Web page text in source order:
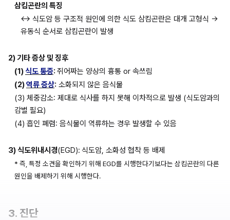
삼킴곤란의 특징
↔ 식도암 등 구조적 원인에 의한 식도 삼킴곤란은 대개 고형식 →
유동식 순서로 삼킴곤란이 발생
2) 기타 증상 및 징후
(1) 식도 통증: 쥐어짜는 양상의 흉통 or 속쓰림
(2) 역류 증상: 소화되지 않은 음식물
(3) 체중감소: 제대로 식사를 하지 못해 이차적으로 발생 (식도암과의
감별 필요)
(4) 흡인 폐렴: 음식물이 역류하는 경우 발생할 수 있음
3) 식도위내시경(EGD): 식도암, 소화성 협착 등 배제
* 즉, 특정 소견을 확인하기 위해 EGD를 시행한다기보다는 삼킴곤란의 다른
원인을 배제하기 위해 시행한다.
3. 진단